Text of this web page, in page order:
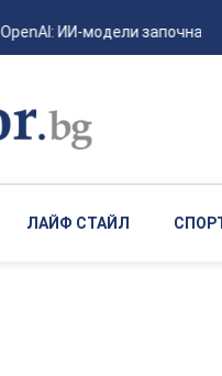
OpenAI: ИИ-модели започнаха
ЛАЙФ СТАЙЛ